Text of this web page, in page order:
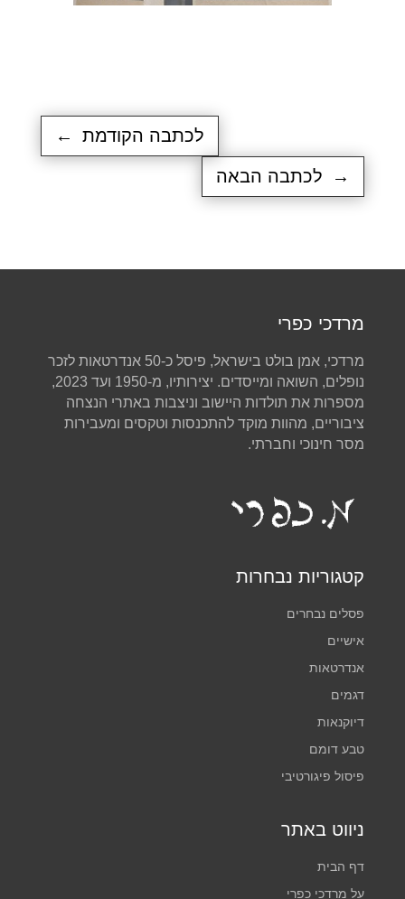
← לכתבה הקודמת
לכתבה הבאה →
מרדכי כפרי
מרדכי, אמן בולט בישראל, פיסל כ-50 אנדרטאות לזכר
נופלים, השואה ומייסדים. יצירותיו, מ-1950 ועד 2023,
מספרות את תולדות היישוב וניצבות באתרי הנצחה
ציבוריים, מהוות מוקד להתכנסות וטקסים ומעבירות
מסר חינוכי וחברתי.
קטגוריות נבחרות
פסלים נבחרים
אישיים
אנדרטאות
דגמים
דיוקנאות
טבע דומם
פיסול פיגורטיבי
ניווט באתר
דף הבית
על מרדכי כפרי